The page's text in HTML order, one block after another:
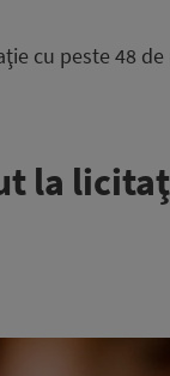
cu peste 48
la